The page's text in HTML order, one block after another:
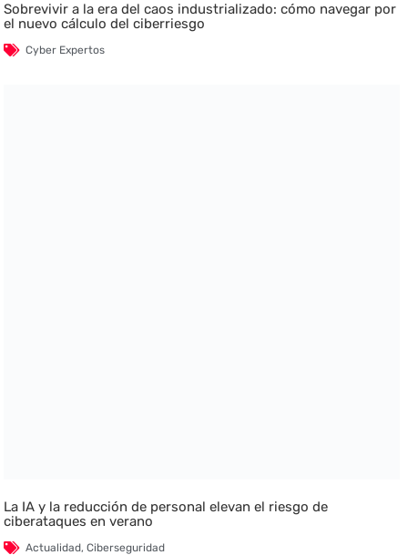
Sobrevivir a la era del caos industrializado: cómo navegar por
el nuevo cálculo del ciberriesgo
Cyber Expertos
La IA y la reducción de personal elevan el riesgo de
ciberataques en verano
Actualidad,Ciberseguridad